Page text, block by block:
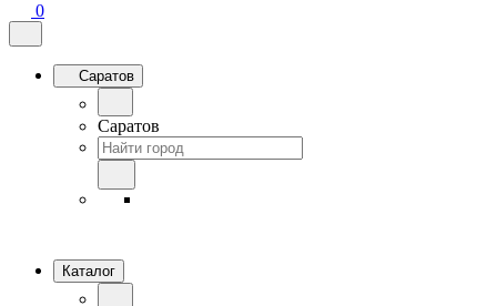
0
Саратов
Саратов
Каталог